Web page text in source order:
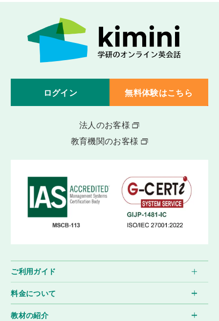
ログイン 無料体験はこちら
法人のお客様
教育機関のお客様
ご利用ガイド
料金について
教材の紹介